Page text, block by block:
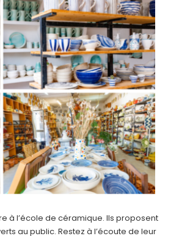
à l’école de céramique. Ils proposent
au public. Restez à l’écoute de leur